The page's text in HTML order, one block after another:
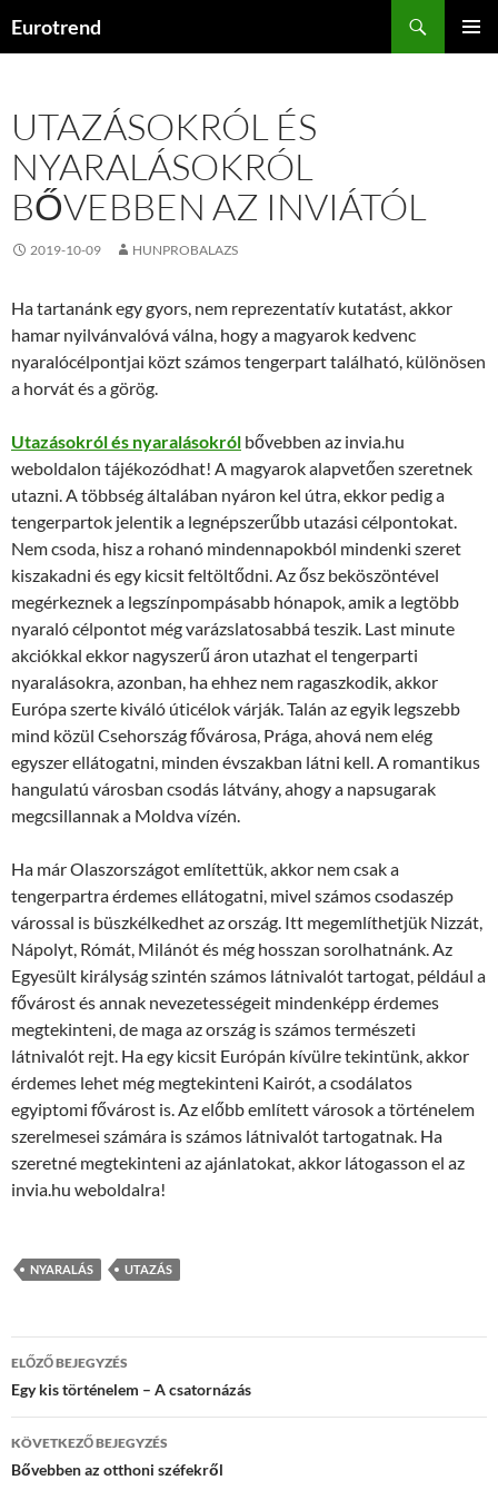
Eurotrend
UTAZÁSOKRÓL ÉS
NYARALÁSOKRÓL
BŐVEBBEN AZ INVIÁTÓL
2019-10-09 HUNPROBALAZS
Ha tartanánk egy gyors, nem reprezentatív kutatást, akkor
hamar nyilvánvalóvá válna, hogy a magyarok kedvenc
nyaralócélpontjai közt számos tengerpart található, különösen
a horvát és a görög.
Utazásokról és nyaralásokról bővebben az invia.hu
weboldalon tájékozódhat! A magyarok alapvetően szeretnek
utazni. A többség általában nyáron kel útra, ekkor pedig a
tengerpartok jelentik a legnépszerűbb utazási célpontokat.
Nem csoda, hisz a rohanó mindennapokból mindenki szeret
kiszakadni és egy kicsit feltöltődni. Az ősz beköszöntével
megérkeznek a legszínpompásabb hónapok, amik a legtöbb
nyaraló célpontot még varázslatosabbá teszik. Last minute
akciókkal ekkor nagyszerű áron utazhat el tengerparti
nyaralásokra, azonban, ha ehhez nem ragaszkodik, akkor
Európa szerte kiváló úticélok várják. Talán az egyik legszebb
mind közül Csehország fővárosa, Prága, ahová nem elég
egyszer ellátogatni, minden évszakban látni kell. A romantikus
hangulatú városban csodás látvány, ahogy a napsugarak
megcsillannak a Moldva vízén.
Ha már Olaszországot említettük, akkor nem csak a
tengerpartra érdemes ellátogatni, mivel számos csodaszép
várossal is büszkélkedhet az ország. Itt megemlíthetjük Nizzát,
Nápolyt, Rómát, Milánót és még hosszan sorolhatnánk. Az
Egyesült királyság szintén számos látnivalót tartogat, például a
fővárost és annak nevezetességeit mindenképp érdemes
megtekinteni, de maga az ország is számos természeti
látnivalót rejt. Ha egy kicsit Európán kívülre tekintünk, akkor
érdemes lehet még megtekinteni Kairót, a csodálatos
egyiptomi fővárost is. Az előbb említett városok a történelem
szerelmesei számára is számos látnivalót tartogatnak. Ha
szeretné megtekinteni az ajánlatokat, akkor látogasson el az
invia.hu weboldalra!
NYARALÁS UTAZÁS
Bejegyzés
navigáció
ELŐZŐ BEJEGYZÉS
Egy kis történelem – A csatornázás
KÖVETKEZŐ BEJEGYZÉS
Bővebben az otthoni széfekről